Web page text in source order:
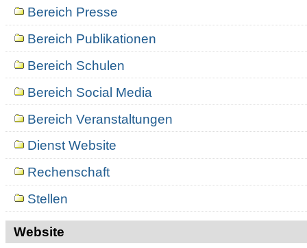
Bereich Presse
Bereich Publikationen
Bereich Schulen
Bereich Social Media
Bereich Veranstaltungen
Dienst Website
Rechenschaft
Stellen
Website